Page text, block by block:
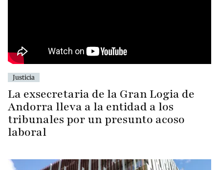
Justicia
La exsecretaria de la Gran Logia de
Andorra lleva a la entidad a los
tribunales por un presunto acoso
laboral